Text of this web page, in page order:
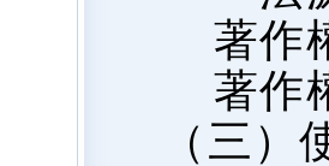
著作
著作
（三）